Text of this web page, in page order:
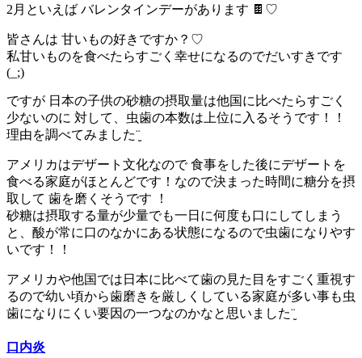
2月といえば バレンタインデーがあります 🍫♡
皆さんは 甘いもの好きですか？♡
私甘いものを食べたらすごく幸せになるのでだいすきです
(_;)
ですが 日本の子供の砂糖の摂取量は他国に比べたらすごく
少ないのに 対して、虫歯の本数は上位に入るそうです！！
理由を調べてみました¨̮
アメリカはデザート文化なので 食事をした後にデザートを
食べる家庭がほとんどです！なので決まった時間に糖分を摂
取して 歯を磨くそうです ！
砂糖は摂取する量が少量でも一日に何度も口にしてしまう
と、酸が常に口のなかにある状態になるので虫歯になりやす
いです！！
アメリカや他国では日本に比べて歯の見た目をすごく重視す
るので幼い頃から歯磨きを厳しくしている家庭が多い事も虫
歯になりにくい要因の一つなのかなと思いました¨̮
口内炎